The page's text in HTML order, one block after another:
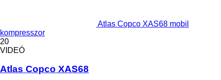
Atlas Copco XAS68 mobil
kompresszor
20
VIDEÓ
Atlas Copco XAS68